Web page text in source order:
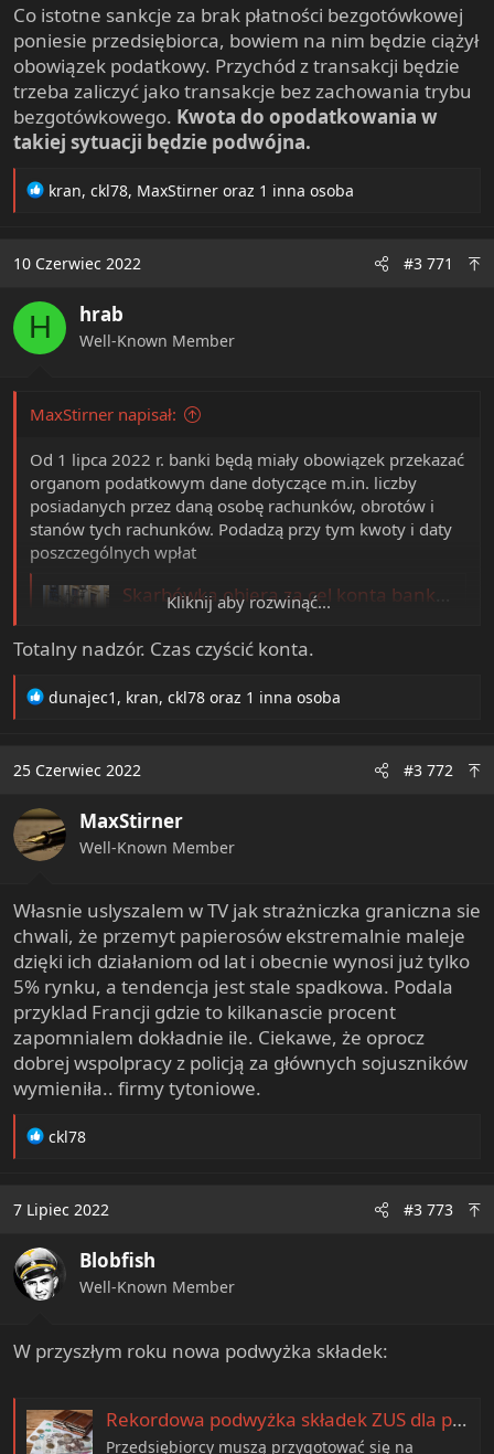
Co istotne sankcje za brak płatności bezgotówkowej
poniesie przedsiębiorca, bowiem na nim będzie ciążył
obowiązek podatkowy. Przychód z transakcji będzie
trzeba zaliczyć jako transakcje bez zachowania trybu
bezgotówkowego. Kwota do opodatkowania w
takiej sytuacji będzie podwójna.
R
t
o
n
s
kran, ckl78, MaxStirner oraz 1 inna osoba
10 Czerwiec 2022 #3 771
H hrab
Well-Known Member
MaxStirner napisał:
Od 1 lipca 2022 r. banki będą miały obowiązek przekazać
organom podatkowym dane dotyczące m.in. liczby
posiadanych przez daną osobę rachunków, obrotów i
stanów tych rachunków. Podadzą przy tym kwoty i daty
poszczególnych wpłat
Skarbówka obiera za cel konta bankowe obywateli
ekspertów. Resort finansów rozważa zmianę
www.rp.pl
Kliknij aby rozwinąć...
Totalny nadzór. Czas czyścić konta.
R
t
o
n
s
dunajec1 , kran, ckl78 oraz 1 inna osoba
25 Czerwiec 2022 #3 772
MaxStirner
Well-Known Member
Własnie uslyszalem w TV jak strażniczka graniczna sie
chwali, że przemyt papierosów ekstremalnie maleje
dzięki ich działaniom od lat i obecnie wynosi już tylko
5% rynku, a tendencja jest stale spadkowa. Podala
przyklad Francji gdzie to kilkanascie procent
zapomnialem dokładnie ile. Ciekawe, że oprocz
dobrej wspolpracy z policją za głównych sojuszników
wymieniła.. firmy tytoniowe.
R
c
t
o
n
s
ckl78
7 Lipiec 2022 #3 773
Blobfish
Well-Known Member
W przyszłym roku nowa podwyżka składek:
Rekordowa podwyżka składek ZUS dla przedsiębiorców w 2023 roku. Wzrost o ponad 15%.
Przedsiębiorcy muszą przygotować się na